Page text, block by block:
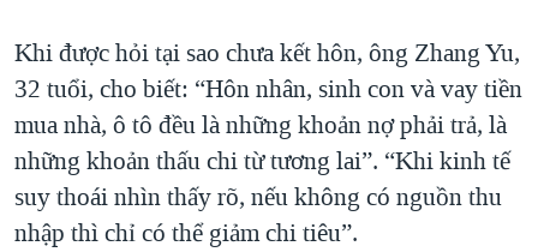
Khi được hỏi tại sao chưa kết hôn, ông Zhang Yu,
32 tuổi, cho biết: “Hôn nhân, sinh con và vay tiền
mua nhà, ô tô đều là những khoản nợ phải trả, là
những khoản thấu chi từ tương lai”. “Khi kinh tế
suy thoái nhìn thấy rõ, nếu không có nguồn thu
nhập thì chỉ có thể giảm chi tiêu”.